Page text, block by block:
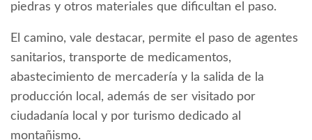
piedras y otros materiales que dificultan el paso.
El camino, vale destacar, permite el paso de agentes
sanitarios, transporte de medicamentos,
abastecimiento de mercadería y la salida de la
producción local, además de ser visitado por
ciudadanía local y por turismo dedicado al
montañismo.